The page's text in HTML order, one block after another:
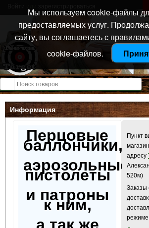
Открыть меню
Информация
Перцовые
баллончики,
аэрозольные
пистолеты
и патроны
к ним,
Пункт
адресу
520м)
Мы используем cookie-файлы
предоставляемых услуг.
сайту, вы соглашаетесь с
cookie-файлов.